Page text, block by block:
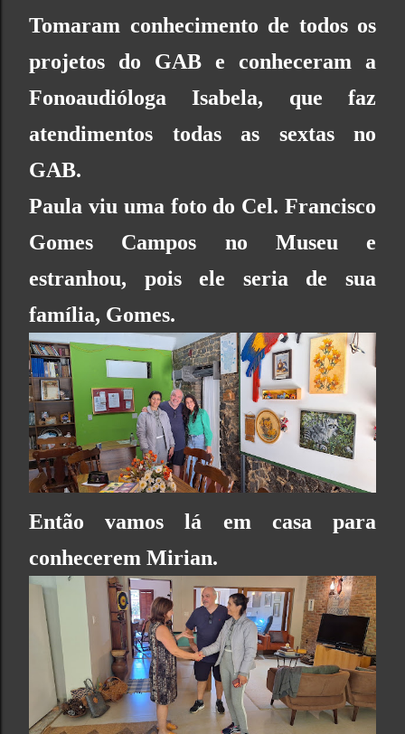
Tomaram conhecimento de todos os
projetos do GAB e conheceram a
Fonoaudióloga Isabela, que faz
atendimentos todas as sextas no
GAB.
Paula viu uma foto do Cel. Francisco
Gomes Campos no Museu e
estranhou, pois ele seria de sua
família, Gomes.
Então vamos lá em casa para
conhecerem Mirian.